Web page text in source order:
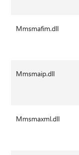
Mmsmafim.dll
Mmsmaip.dll
Mmsmaxml.dll